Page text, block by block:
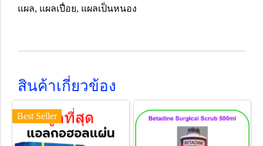
แผล, แผลเปื่อย, แผลเป็นหนอง
สินค้าเกี่ยวข้อง
Best Seller